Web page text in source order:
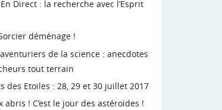
Direct : la recherche avec l’Esprit
déménage !
de la science : anecdotes
tout terrain
des Etoiles : 28, 29 et 30 juillet 2017
abris ! C’est le jour des astéroïdes !